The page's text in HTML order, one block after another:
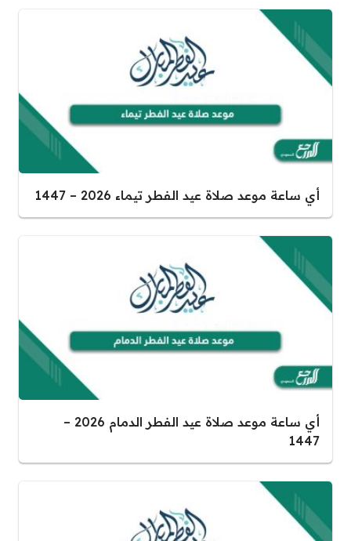
أي ساعة موعد صلاة عيد الفطر تيماء 2026 – 1447
أي ساعة موعد صلاة عيد الفطر الدمام 2026 –
1447